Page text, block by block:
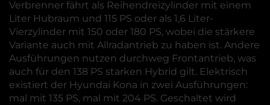
Verbrenner fährt als Reihendreizylinder mit einem
Liter Hubraum und 115 PS oder als 1,6 Liter-
Vierzylinder mit 150 oder 180 PS, wobei die stärkere
Variante auch mit Allradantrieb zu haben ist. Andere
Ausführungen nutzen durchweg Frontantrieb, was
auch für den 138 PS starken Hybrid gilt. Elektrisch
existiert der Hyundai Kona in zwei Ausführungen:
mal mit 135 PS, mal mit 204 PS. Geschaltet wird